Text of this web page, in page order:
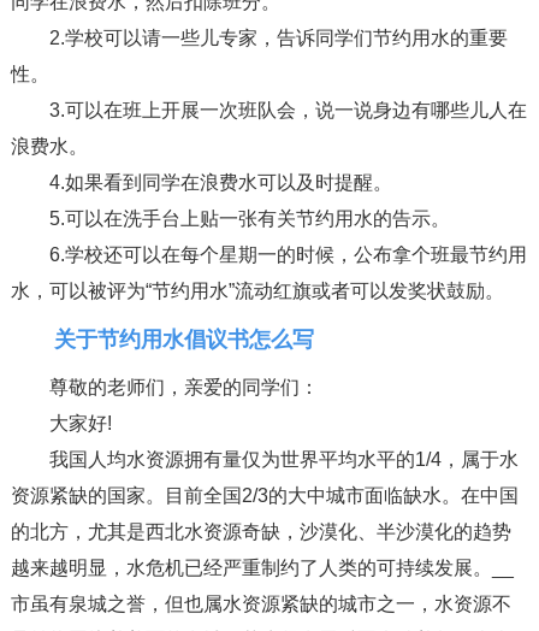
2.学校可以请一些儿专家，告诉同学们节约用水的重要
性。
3.可以在班上开展一次班队会，说一说身边有哪些儿人在
浪费水。
4.如果看到同学在浪费水可以及时提醒。
5.可以在洗手台上贴一张有关节约用水的告示。
6.学校还可以在每个星期一的时候，公布拿个班最节约用
水，可以被评为“节约用水”流动红旗或者可以发奖状鼓励。
关于节约用水倡议书怎么写
尊敬的老师们，亲爱的同学们：
大家好!
我国人均水资源拥有量仅为世界平均水平的1/4，属于水
资源紧缺的国家。目前全国2/3的大中城市面临缺水。在中国
的北方，尤其是西北水资源奇缺，沙漠化、半沙漠化的趋势
越来越明显，水危机已经严重制约了人类的可持续发展。__
市虽有泉城之誉，但也属水资源紧缺的城市之一，水资源不